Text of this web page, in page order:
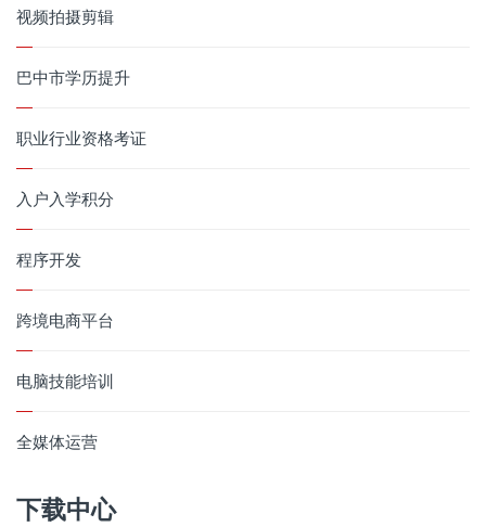
视频拍摄剪辑
巴中市学历提升
职业行业资格考证
入户入学积分
程序开发
跨境电商平台
电脑技能培训
全媒体运营
下载中心